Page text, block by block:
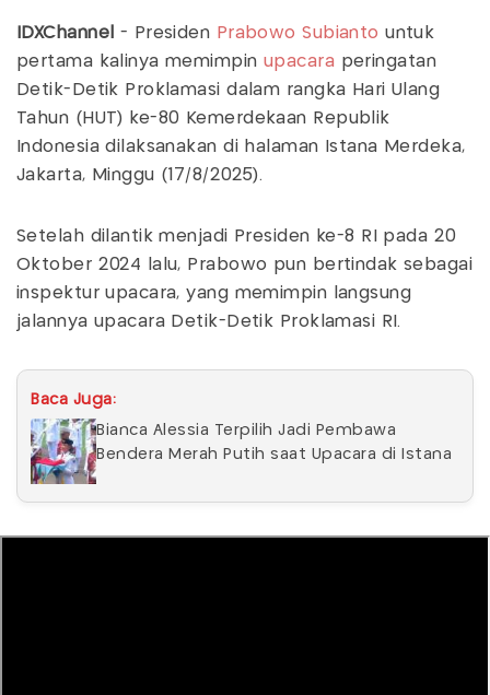
IDXChannel - Presiden Prabowo Subianto untuk
pertama kalinya memimpinupacara peringatan
Detik-Detik Proklamasi dalam rangka Hari Ulang
Tahun (HUT) ke-80 Kemerdekaan Republik
Indonesia dilaksanakan di halaman Istana Merdeka,
Jakarta, Minggu (17/8/2025).
Setelah dilantik menjadi Presiden ke-8 RI pada 20
Oktober 2024 lalu, Prabowo pun bertindak sebagai
inspektur upacara, yang memimpin langsung
jalannya upacara Detik-Detik Proklamasi RI.
Baca Juga:
Bianca Alessia Terpilih Jadi Pembawa
Bendera Merah Putih saat Upacara di Istana